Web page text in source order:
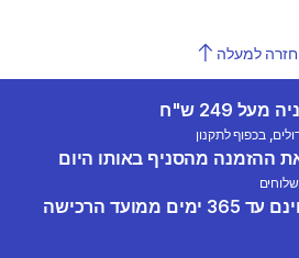
חזרה למעלה
249 ש"ח
בכפוף לתקנון
ההזמנה מהסניף באותו היום
הרכישה